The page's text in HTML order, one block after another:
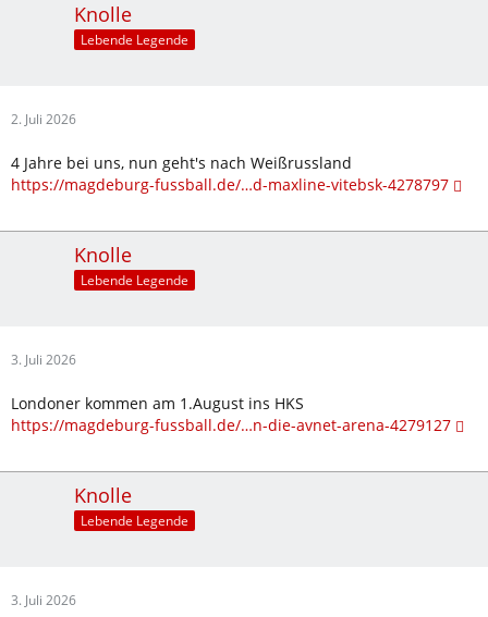
Knolle
Lebende Legende
2. Juli 2026
4 Jahre bei uns, nun geht's nach Weißrussland
https://magdeburg-fussball.de/…d-maxline-vitebsk-4278797
Knolle
Lebende Legende
3. Juli 2026
Londoner kommen am 1.August ins HKS
https://magdeburg-fussball.de/…n-die-avnet-arena-4279127
Knolle
Lebende Legende
3. Juli 2026